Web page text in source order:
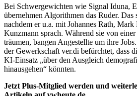
Bei Schwergewichten wie Signal Iduna,
übernehmen Algorithmen das Ruder. Das
nachdem er u.a. mit Johannes Rath,
Kunzmann sprach. Während sie von
träumen, bangen Angestellte um ihre
der Gewerkschaft ver.di befürchtet, dass
KI-Einsatz „über den Ausgleich
hinausgehen“ könnten.
Jetzt Plus-Mitglied werden und